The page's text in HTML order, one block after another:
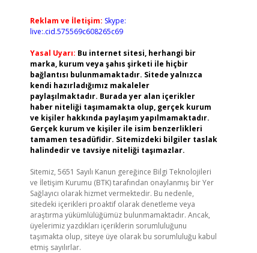
Reklam ve İletişim: Skype:
live:.cid.575569c608265c69
Yasal Uyarı: Bu internet sitesi, herhangi bir
marka, kurum veya şahıs şirketi ile hiçbir
bağlantısı bulunmamaktadır. Sitede yalnızca
kendi hazırladığımız makaleler
paylaşılmaktadır. Burada yer alan içerikler
haber niteliği taşımamakta olup, gerçek kurum
ve kişiler hakkında paylaşım yapılmamaktadır.
Gerçek kurum ve kişiler ile isim benzerlikleri
tamamen tesadüfidir. Sitemizdeki bilgiler taslak
halindedir ve tavsiye niteliği taşımazlar.
Sitemiz, 5651 Sayılı Kanun gereğince Bilgi Teknolojileri
ve İletişim Kurumu (BTK) tarafından onaylanmış bir Yer
Sağlayıcı olarak hizmet vermektedir. Bu nedenle,
sitedeki içerikleri proaktif olarak denetleme veya
araştırma yükümlülüğümüz bulunmamaktadır. Ancak,
üyelerimiz yazdıkları içeriklerin sorumluluğunu
taşımakta olup, siteye üye olarak bu sorumluluğu kabul
etmiş sayılırlar.